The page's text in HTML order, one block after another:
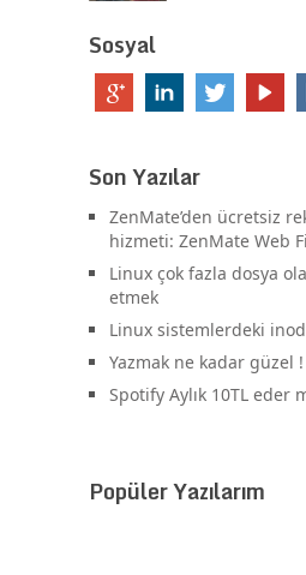
Sosyal
Son Yazılar
ZenMate’den ücretsiz
hizmeti: ZenMate Web
Linux çok fazla dosya
etmek
Linux sistemlerdeki
Yazmak ne kadar güzel !
Spotify Aylık 10TL eder
Popüler Yazılarım